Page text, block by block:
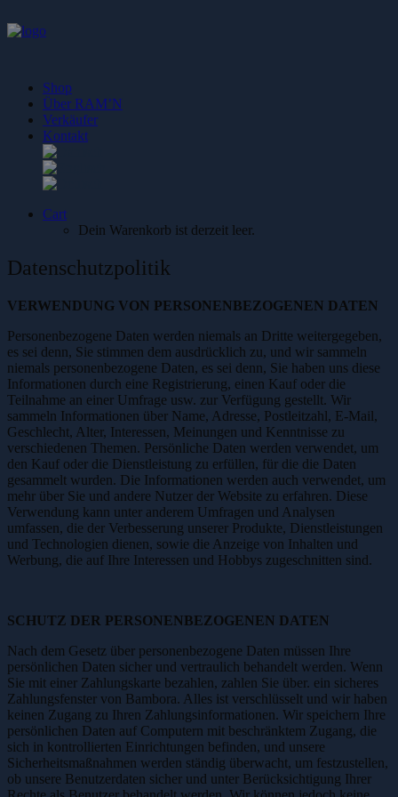
Shop
Über RAM’N
Verkäufer
Kontakt
Cart
Dein Warenkorb ist derzeit leer.
Datenschutzpolitik
VERWENDUNG VON PERSONENBEZOGENEN DATEN
Personenbezogene Daten werden niemals an Dritte weitergegeben,
es sei denn, Sie stimmen dem ausdrücklich zu, und wir sammeln
niemals personenbezogene Daten, es sei denn, Sie haben uns diese
Informationen durch eine Registrierung, einen Kauf oder die
Teilnahme an einer Umfrage usw. zur Verfügung gestellt. Wir
sammeln Informationen über Name, Adresse, Postleitzahl, E-Mail,
Geschlecht, Alter, Interessen, Meinungen und Kenntnisse zu
verschiedenen Themen. Persönliche Daten werden verwendet, um
den Kauf oder die Dienstleistung zu erfüllen, für die die Daten
gesammelt wurden. Die Informationen werden auch verwendet, um
mehr über Sie und andere Nutzer der Website zu erfahren. Diese
Verwendung kann unter anderem Umfragen und Analysen
umfassen, die der Verbesserung unserer Produkte, Dienstleistungen
und Technologien dienen, sowie die Anzeige von Inhalten und
Werbung, die auf Ihre Interessen und Hobbys zugeschnitten sind.
SCHUTZ DER PERSONENBEZOGENEN DATEN
Nach dem Gesetz über personenbezogene Daten müssen Ihre
persönlichen Daten sicher und vertraulich behandelt werden. Wenn
Sie mit einer Zahlungskarte bezahlen, zahlen Sie über. ein sicheres
Zahlungsfenster von Bambora. Alles ist verschlüsselt und wir haben
keinen Zugang zu Ihren Zahlungsinformationen. Wir speichern Ihre
persönlichen Daten auf Computern mit beschränktem Zugang, die
sich in kontrollierten Einrichtungen befinden, und unsere
Sicherheitsmaßnahmen werden ständig überwacht, um festzustellen,
ob unsere Benutzerdaten sicher und unter Berücksichtigung Ihrer